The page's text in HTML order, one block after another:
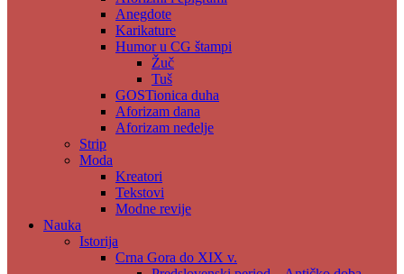
Anegdote
Karikature
Humor u CG štampi
Žuč
Tuš
GOSTionica duha
Aforizam dana
Aforizam neđelje
Strip
Moda
Kreatori
Tekstovi
Modne revije
Nauka
Istorija
Crna Gora do XIX v.